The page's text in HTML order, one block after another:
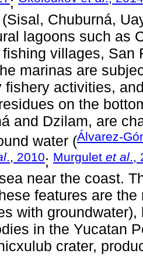
Chuburná,
lagoons such as
villages, San
marinas are
fishery activities,
on the
and Dzilam, are
water (Álvarez-
., 2010; Murgulet et al
near the coast.
features are
with
in the Yucatan
crater,